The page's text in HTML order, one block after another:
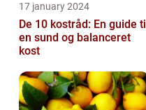
17 january 2024
De 10 kostråd: En guide til
en sund og balanceret
kost